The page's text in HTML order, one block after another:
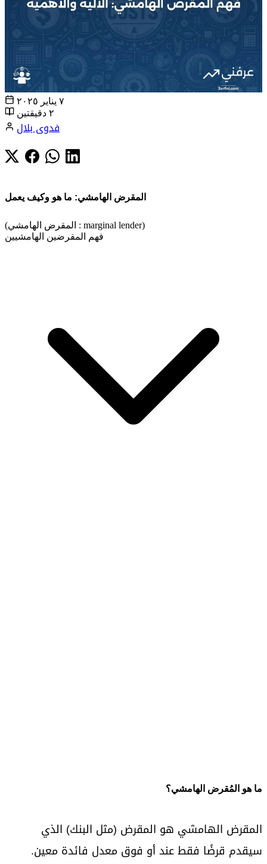
٧ يناير ٢٠٢٥
٢ دقيقتين
فدوى بلال
المقرض الهامشي: ما هو وكيف يعمل
(المقرض الهامشي : marginal lender)
فهم المقرضين الهامشيين
ما هو المُقرض الهامشي؟
المقرض الهامشي هو المقرض (مثل البنك) الذي
سيقدم قرضًا فقط عند أو فوق معدل فائدة معين.